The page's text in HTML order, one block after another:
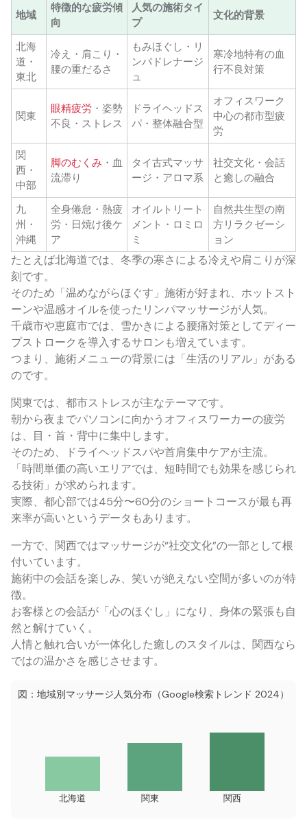
地域
特徴的な疲労傾
向
人気の施術タイ
プ
文化的背景
北海
道・
東北
冷え・肩こり・
腰の重だるさ
もみほぐし・リ
ンパドレナージ
ュ
寒冷地特有の血
行不良対策
関東
眼精疲労 ・姿勢
不良・ストレス
ドライヘッドス
パ・整体融合型
オフィスワーク
中心の都市型疲
労
関
西・
中部
脚のむくみ ・血
流滞り
タイ古式マッサ
ージ・アロマ系
社交文化・会話
と癒しの融合
九
州・
沖縄
全身倦怠・熱疲
労・日焼け後ケ
ア
オイルトリート
メント・ロミロ
ミ
自然共生型の南
方リラクゼーシ
ョン
たとえば北海道では、冬季の寒さによる冷えや肩こりが深
刻です。
そのため「温めながらほぐす」施術が好まれ、ホットスト
ーンや温感オイルを使ったリンパマッサージが人気。
千歳市や恵庭市では、雪かきによる腰痛対策としてディー
プストロークを導入するサロンも増えています。
つまり、施術メニューの背景には「生活のリアル」がある
のです。
関東では、都市ストレスが主なテーマです。
朝から夜までパソコンに向かうオフィスワーカーの疲労
は、目・首・背中に集中します。
そのため、ドライヘッドスパや首肩集中ケアが主流。
「時間単価の高いエリアでは、短時間でも効果を感じられ
る技術」が求められます。
実際、都心部では45分〜60分のショートコースが最も再
来率が高いというデータもあります。
一方で、関西ではマッサージが“社交文化”の一部として根
付いています。
施術中の会話を楽しみ、笑いが絶えない空間が多いのが特
徴。
お客様との会話が「心のほぐし」になり、身体の緊張も自
然と解けていく。
人情と触れ合いが一体化した癒しのスタイルは、関西なら
ではの温かさを感じさせます。
図：地域別マッサージ人気分布（Google検索トレンド 2024）
北海道 関東 関西